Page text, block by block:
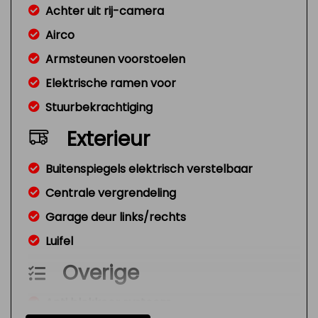
Achter uit rij-camera
Airco
Armsteunen voorstoelen
Elektrische ramen voor
Stuurbekrachtiging
Exterieur
Buitenspiegels elektrisch verstelbaar
Centrale vergrendeling
Garage deur links/rechts
Luifel
Overige